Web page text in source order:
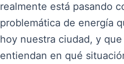
realmente está pasando
problemática de energía
hoy nuestra ciudad, y
entiendan en qué